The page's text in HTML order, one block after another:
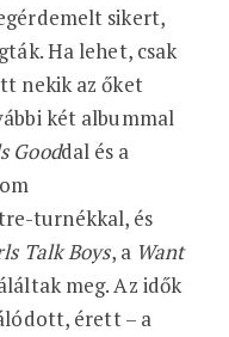
sikert,
Ha lehet, csak
nekik az őket
két albummal
Gooddal és a
turnékkal, és
Talk Boys, a Want
meg. Az idők
érett – a